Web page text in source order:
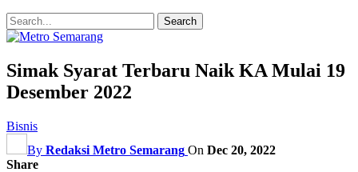
Simak Syarat Terbaru Naik KA Mulai 19
Desember 2022
Bisnis
By Redaksi Metro Semarang On Dec 20, 2022
Share